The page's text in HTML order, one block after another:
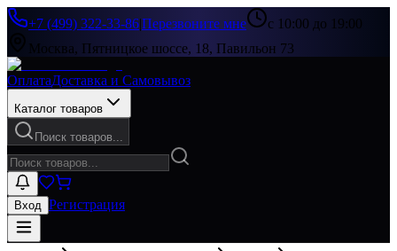
+7 (499) 322-33-86|Перезвоните мне
с 10:00 до 19:00
Москва, Пятницкое шоссе, 18, Павильон 73
ОплатаДоставка и Самовывоз
Каталог товаров
Поиск товаров...
Вход Регистрация